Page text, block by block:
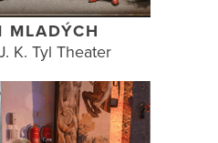
MLADÝCH
K. Tyl Theater